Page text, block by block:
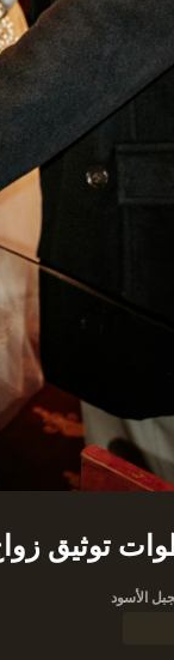
توثيق
الأسود